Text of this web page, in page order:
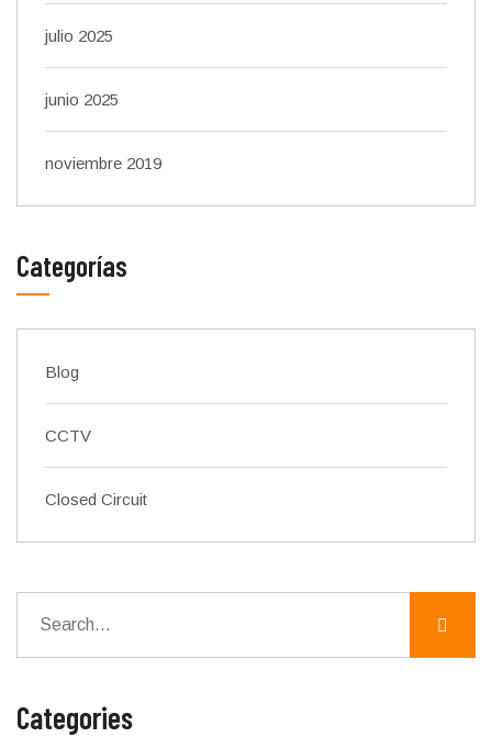
julio 2025
junio 2025
noviembre 2019
Categorías
Blog
CCTV
Closed Circuit
Categories